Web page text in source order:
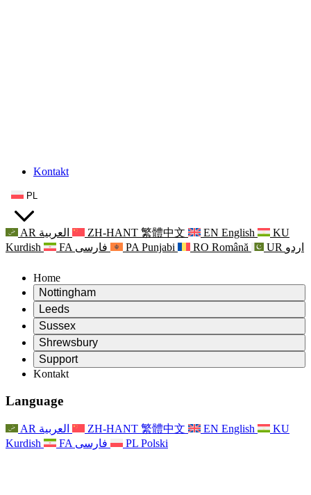
Kontakt
PL
AR العربية ZH-HANT 繁體中文 EN English
KU
Kurdish
FA فارسی PA Punjabi RO Română UR اردو
Home
Nottingham
Review
Przewodniczący Przeglądu
Niezależny zespół recenzentów
Zakres uprawnień
Raport końcowy z niezależnego przeglądu
Często zadawane pytania
Proces przekazywania informacji zwrotnych przez rodzinę
Biuletyny informacyjne
Opt Out
Leeds
Review
Przewodniczący Przeglądu
Niezależny zespół recenzentów
Zakres wymagań i obowiązków
Kontakt
Wsparcie psychologiczne dla rodzin
Aktualizacje dla rodzin
Zdarzenia
For Staff
Wsparcie dla personelu
Sussex
Review
Przewodniczący Przeglądu
Niezależny zespół recenzentów
Zakres uprawnień
For Families
Aktualizacje dla rodzin
Zdarzenia
Shrewsbury
Review
Zakres zadań w zakresie oceny macierzyństwa
Raport końcowy z niezależnego przeglądu
Pierwszy raport z niezależnego przeglądu
For Families
Aktualizacje
Support
Leeds
Nottingham
Rodzinna Służba Wsparcia Psychologicznego
Wsparcie w sytuacjach kryzysowych związanych ze
zdrowiem psychicznym
Usługi regionalne Nottingham
Kontakt
Language
AR العربية ZH-HANT 繁體中文 EN English
KU
Kurdish
FA فارسی PL Polski